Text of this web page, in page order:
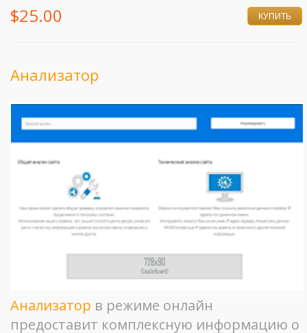
$25.00 КУПИТЬ
Анализатор
Анализатор в режиме онлайн
предоставит комплексную информацию о